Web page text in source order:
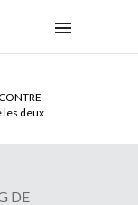
CONTRE
les deux
EN RDC :
Congo
DE